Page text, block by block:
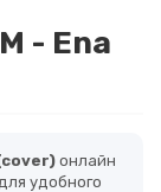
- Ena
онлайн
удобного